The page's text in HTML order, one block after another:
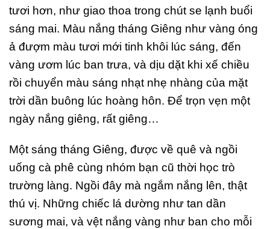
tươi hơn, như giao thoa trong chút se lạnh buổi
sáng mai. Màu nắng tháng Giêng như vàng óng
ả đượm màu tươi mới tinh khôi lúc sáng, đến
vàng ươm lúc ban trưa, và dịu dặt khi xế chiều
rồi chuyển màu sáng nhạt nhẹ nhàng của mặt
trời dần buông lúc hoàng hôn. Để trọn vẹn một
ngày nắng giêng, rất giêng…
Một sáng tháng Giêng, được về quê và ngồi
uống cà phê cùng nhóm bạn cũ thời học trò
trường làng. Ngồi đây mà ngắm nắng lên, thật
thú vị. Những chiếc lá dường như tan dần
sương mai, và vệt nắng vàng như ban cho mỗi